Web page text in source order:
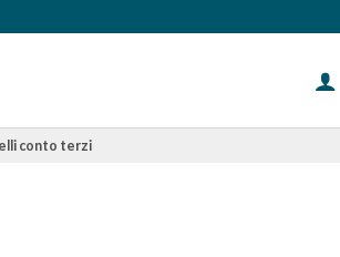
conto terzi